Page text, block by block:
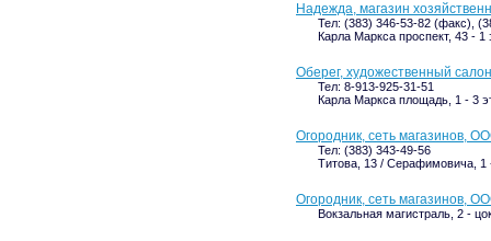
Надежда, магазин
Тел: (383) 346-53-82 (факс),
Карла Маркса проспект, 43 - 1
Оберег, художественный салон
Тел: 8-913-925-31-51
Карла Маркса площадь, 1 - 3
Огородник, сеть магазинов,
Тел: (383) 343-49-56
Титова, 13 / Серафимовича, 1
Огородник, сеть магазинов,
Вокзальная магистраль, 2 -